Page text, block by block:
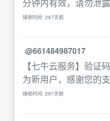
接收时间: 297天前
@661484987017
【七牛云服务】验证
为新用户，感谢您的支
接收时间: 297天前